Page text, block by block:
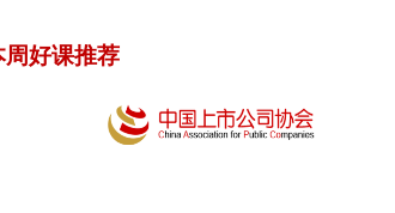
周好课推荐